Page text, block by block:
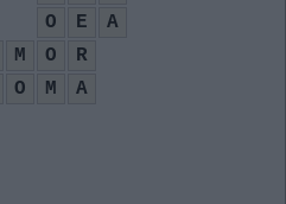
O E
A
M O
R
O M A